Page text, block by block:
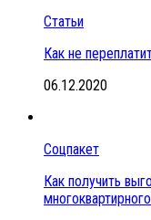
Статьи
Как не
06.12.2020
Соцпакет
Как получить